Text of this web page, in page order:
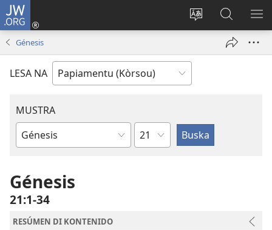
JW.ORG
Kambia
Log
window)
Buska
Riba
JW.ORG
Génesis
LESA NA
MUSTRA
Buki
Beibel
Kapítulo
Génesis
21:1-34
RESÚMEN DI KONTENIDO